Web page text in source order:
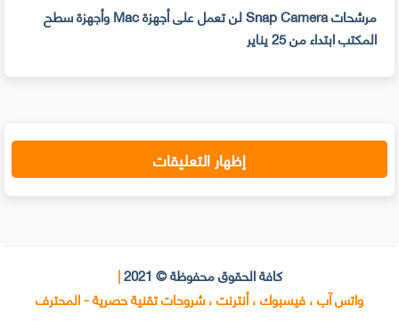
مرشحات Snap Camera لن تعمل على أجهزة Mac وأجهزة سطح
المكتب ابتداء من 25 يناير
إظهار التعليقات
كافة الحقوق محفوظة © 2021 |
واتس آب ، فيسبوك ، أنترنت ، شروحات تقنية حصرية - المحترف